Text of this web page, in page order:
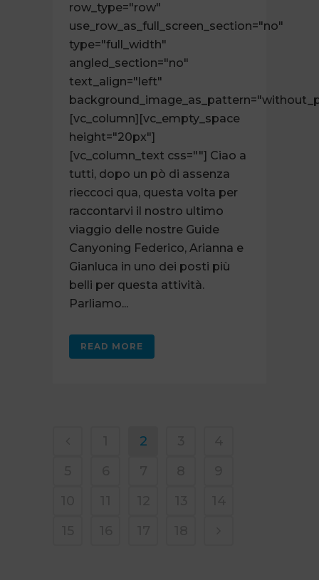
row_type="row"
use_row_as_full_screen_section="no"
type="full_width"
angled_section="no"
text_align="left"
[vc_column][vc_empty_space
height="20px"]
[vc_column_text css=""] Ciao a
tutti, dopo un pò di assenza
rieccoci qua, questa volta per
raccontarvi il nostro ultimo
viaggio delle nostre Guide
Canyoning Federico, Arianna e
Gianluca in uno dei posti più
belli per questa attività.
Parliamo...
READ MORE
2